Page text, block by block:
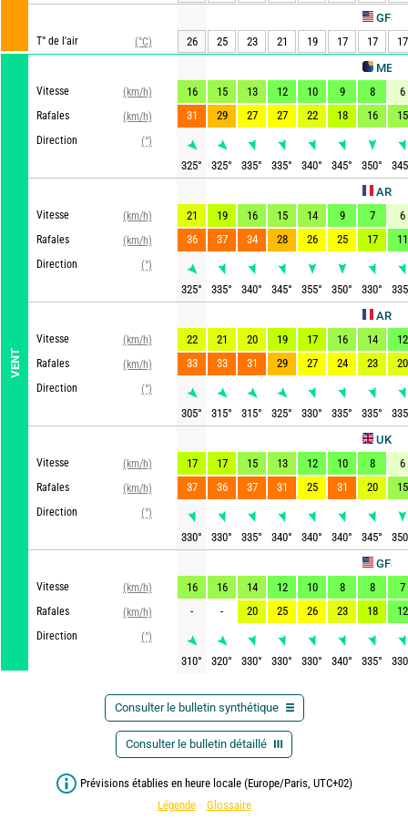
T° de l'air (°C)
VENT
METEO
Vitesse
(km/h)
Rafales
(km/h)
Direction
(°)
AROME HD
Vitesse
(km/h)
Rafales
(km/h)
Direction
(°)
Vitesse
(km/h)
Rafales
(km/h)
Direction
(°)
UKMO
Vitesse
(km/h)
Rafales
(km/h)
Direction
(°)
Vitesse
(km/h)
Rafales
(km/h)
Direction
(°)
26 25 23 21 19 17 17 17
16 15 13 12 10 9 8
6
31
29 27 27 22 18 16 15
325° 325° 335° 335° 340° 345° 350° 345
21 19 16 15 14 9 7
6
36
37 34 28 26 25 17 11
325° 335° 340° 345° 355° 350° 330° 335
22 21 20 19 17 16 14
12
33
33 31 29 27 24 23 20
305° 315° 315° 325° 330° 335° 335° 335
17 17 15 13 12 10 8
6
37
36 37 31 25 31 20 15
330° 330° 335° 340° 340° 340° 345° 350
16 16 14 12 10 8 8
7
-
- 20 25 26 23 18 12
310° 320° 330° 330° 330° 340° 335° 330
Consulter le bulletin synthétique
Consulter le bulletin détaillé
Prévisions établies en heure locale (Europe/Paris, UTC+02)
Légende
Glossaire